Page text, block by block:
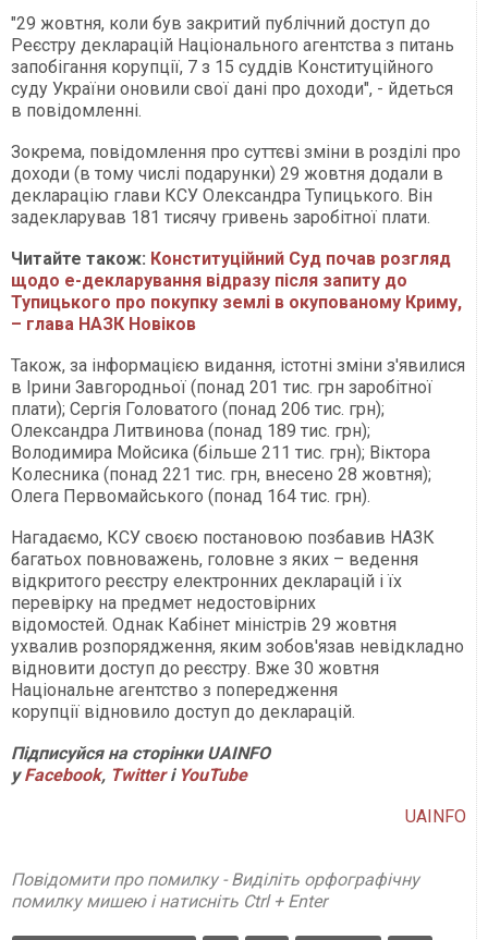
"29 жовтня, коли був закритий публічний доступ до
Реєстру декларацій Національного агентства з питань
запобігання корупції, 7 з 15 суддів Конституційного
суду України оновили свої дані про доходи", - йдеться
в повідомленні.
Зокрема, повідомлення про суттєві зміни в розділі про
доходи (в тому числі подарунки) 29 жовтня додали в
декларацію глави КСУ Олександра Тупицького. Він
задекларував 181 тисячу гривень заробітної плати.
Читайте також: Конституційний Суд почав розгляд
щодо е-декларування відразу після запиту до
Тупицького про покупку землі в окупованому Криму,
– глава НАЗК Новіков
Також, за інформацією видання, істотні зміни з'явилися
в Ірини Завгородньої (понад 201 тис. грн заробітної
плати); Сергія Головатого (понад 206 тис. грн);
Олександра Литвинова (понад 189 тис. грн);
Володимира Мойсика (більше 211 тис. грн); Віктора
Колесника (понад 221 тис. грн, внесено 28 жовтня);
Олега Первомайського (понад 164 тис. грн).
Нагадаємо, КСУ своєю постановою позбавив НАЗК
багатьох повноважень, головне з яких – ведення
відкритого реєстру електронних декларацій і їх
перевірку на предмет недостовірних
відомостей. Однак Кабінет міністрів 29 жовтня
ухвалив розпорядження, яким зобов'язав невідкладно
відновити доступ до реєстру. Вже 30 жовтня
Національне агентство з попередження
корупції відновило доступ до декларацій.
Підписуйся на сторінки UAINFO
уFacebook, Twitterі YouTube
UAINFO
Повідомити про помилку - Виділіть орфографічну
помилку мишею і натисніть Ctrl + Enter